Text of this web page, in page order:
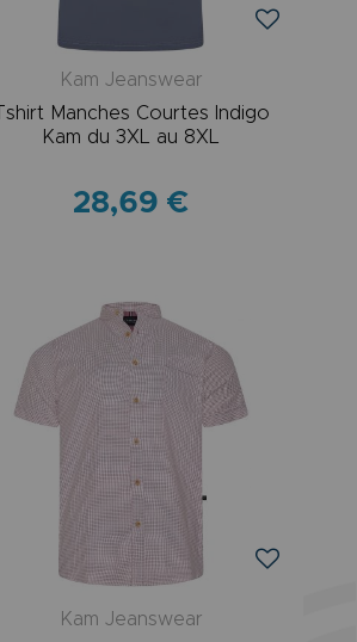
Kam Jeanswear
Tshirt Manches Courtes Indigo
Kam du 3XL au 8XL
28,69 €
Kam Jeanswear